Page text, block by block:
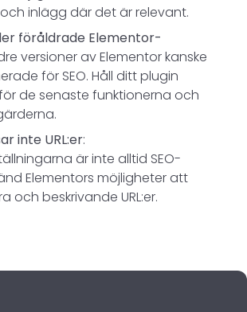
inlägg där det är relevant.
föråldrade Elementor-
versioner av Elementor kanske
för SEO. Håll ditt plugin
de senaste funktionerna och
inte URL:er:
är inte alltid SEO-
Elementors möjligheter att
och beskrivande URL:er.